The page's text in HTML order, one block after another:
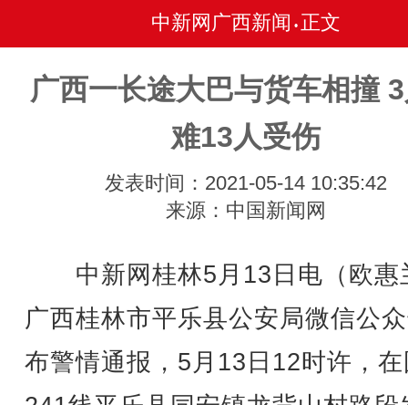
中新网广西新闻 • 正文
广西一长途大巴与货车相撞
难13人受伤
发表时间：2021-05-14 10:35:42
来源：中国新闻网
中新网桂林5月13日电（欧惠
广西桂林市平乐县公安局微信公
布警情通报，5月13日12时许，